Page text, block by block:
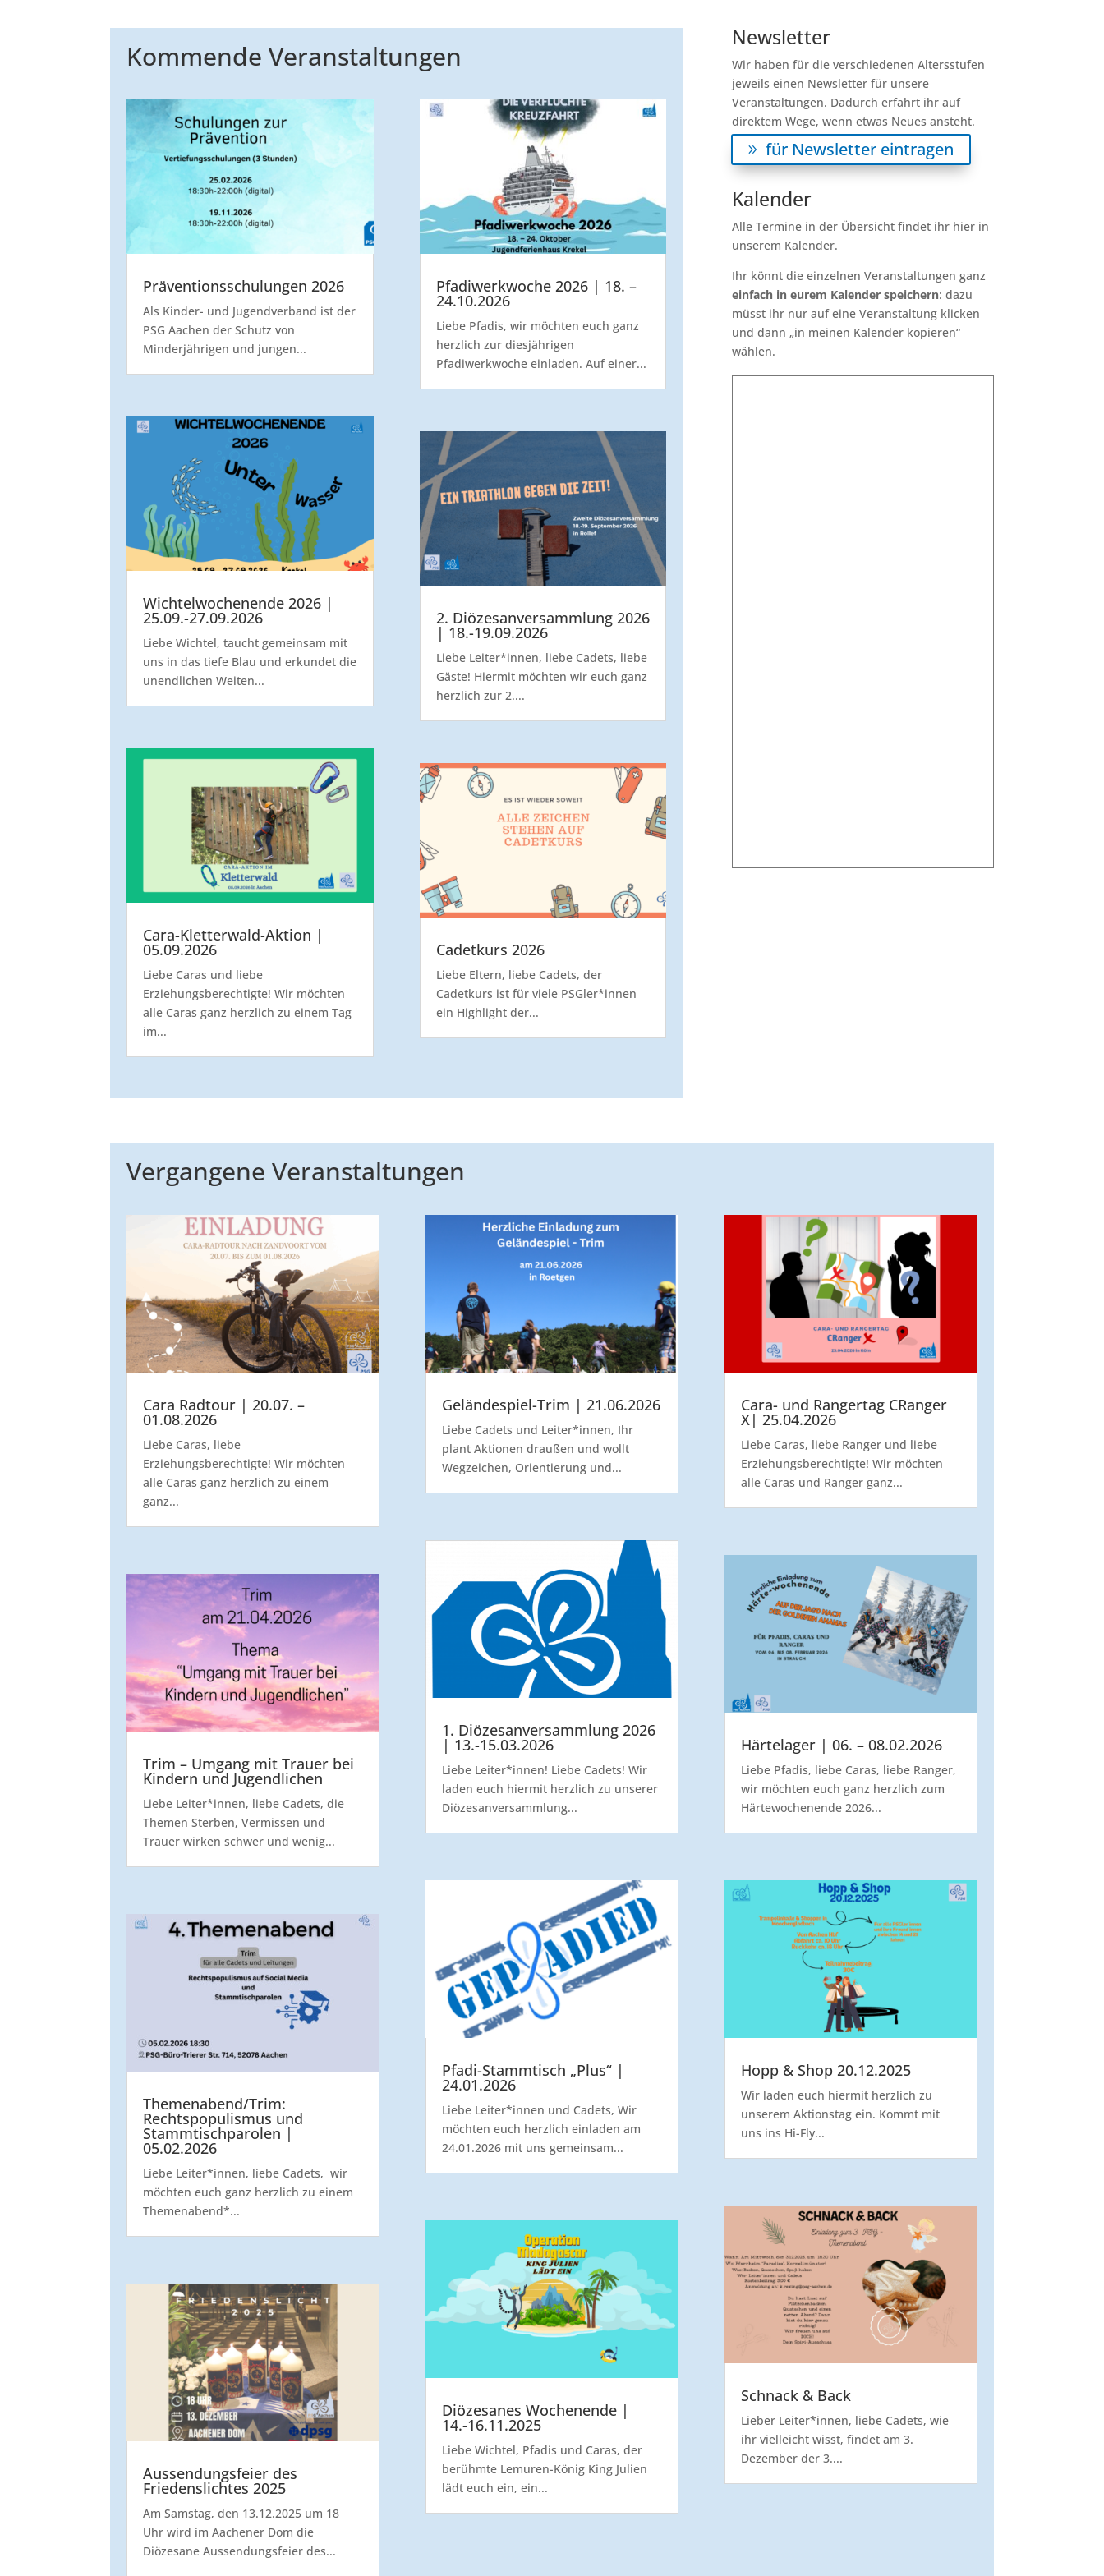
Kommende Veranstaltungen
Präventionsschulungen 2026
Als Kinder- und Jugendverband ist der
PSG Aachen der Schutz von
Minderjährigen und jungen...
Wichtelwochenende 2026 |
25.09.-27.09.2026
Liebe Wichtel, taucht gemeinsam mit
uns in das tiefe Blau und erkundet die
unendlichen Weiten...
Cara-Kletterwald-Aktion |
05.09.2026
Liebe Caras und liebe
Erziehungsberechtigte! Wir möchten
alle Caras ganz herzlich zu einem Tag
im...
Pfadiwerkwoche 2026 | 18. –
24.10.2026
Liebe Pfadis, wir möchten euch ganz
herzlich zur diesjährigen
Pfadiwerkwoche einladen. Auf einer...
2. Diözesanversammlung 2026
| 18.-19.09.2026
Liebe Leiter*innen, liebe Cadets, liebe
Gäste! Hiermit möchten wir euch ganz
herzlich zur 2....
Cadetkurs 2026
Liebe Eltern, liebe Cadets, der
Cadetkurs ist für viele PSGler*innen
ein Highlight der...
Newsletter
Wir haben für die verschiedenen Altersstufen
jeweils einen Newsletter für unsere
Veranstaltungen. Dadurch erfahrt ihr auf
direktem Wege, wenn etwas Neues ansteht.
für Newsletter eintragen
Kalender
Alle Termine in der Übersicht findet ihr hier in
unserem Kalender.
Ihr könnt die einzelnen Veranstaltungen ganz
einfach in eurem Kalender speichern: dazu
müsst ihr nur auf eine Veranstaltung klicken
und dann „in meinen Kalender kopieren“
wählen.
Vergangene Veranstaltungen
Cara Radtour | 20.07. –
01.08.2026
Liebe Caras, liebe
Erziehungsberechtigte! Wir möchten
alle Caras ganz herzlich zu einem
ganz...
Trim – Umgang mit Trauer bei
Kindern und Jugendlichen
Liebe Leiter*innen, liebe Cadets, die
Themen Sterben, Vermissen und
Trauer wirken schwer und wenig...
Themenabend/Trim:
Rechtspopulismus und
Stammtischparolen |
05.02.2026
Liebe Leiter*innen, liebe Cadets, wir
möchten euch ganz herzlich zu einem
Themenabend*...
Aussendungsfeier des
Friedenslichtes 2025
Am Samstag, den 13.12.2025 um 18
Uhr wird im Aachener Dom die
Diözesane Aussendungsfeier des...
Geländespiel-Trim | 21.06.2026
Liebe Cadets und Leiter*innen, Ihr
plant Aktionen draußen und wollt
Wegzeichen, Orientierung und...
1. Diözesanversammlung 2026
| 13.-15.03.2026
Liebe Leiter*innen! Liebe Cadets! Wir
laden euch hiermit herzlich zu unserer
Diözesanversammlung...
Pfadi-Stammtisch „Plus“ |
24.01.2026
Liebe Leiter*innen und Cadets, Wir
möchten euch herzlich einladen am
24.01.2026 mit uns gemeinsam...
Diözesanes Wochenende |
14.-16.11.2025
Liebe Wichtel, Pfadis und Caras, der
berühmte Lemuren-König King Julien
lädt euch ein, ein...
Cara- und Rangertag CRanger
X| 25.04.2026
Liebe Caras, liebe Ranger und liebe
Erziehungsberechtigte! Wir möchten
alle Caras und Ranger ganz...
Härtelager | 06. – 08.02.2026
Liebe Pfadis, liebe Caras, liebe Ranger,
wir möchten euch ganz herzlich zum
Härtewochenende 2026...
Hopp & Shop 20.12.2025
Wir laden euch hiermit herzlich zu
unserem Aktionstag ein. Kommt mit
uns ins Hi-Fly...
Schnack & Back
Lieber Leiter*innen, liebe Cadets, wie
ihr vielleicht wisst, findet am 3.
Dezember der 3....